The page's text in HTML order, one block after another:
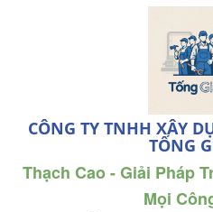
CÔNG TY TNHH XÂY
TỐNG
Thạch Cao - Giải Pháp
Mọi